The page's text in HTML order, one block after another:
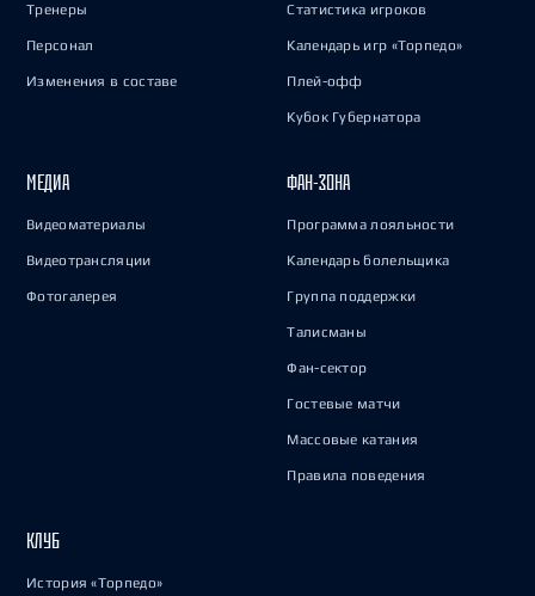
Тренеры
Персонал
Изменения в составе
Статистика игроков
Календарь игр «Торпедо»
Плей-офф
Кубок Губернатора
МЕДИА
Видеоматериалы
Видеотрансляции
Фотогалерея
ФАН-ЗОНА
Программа лояльности
Календарь болельщика
Группа поддержки
Талисманы
Фан-сектор
Гостевые матчи
Массовые катания
Правила поведения
КЛУБ
История «Торпедо»